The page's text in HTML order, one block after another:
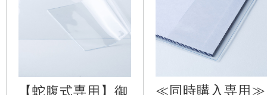
【蛇腹式専用】御
≪同時購入専用≫